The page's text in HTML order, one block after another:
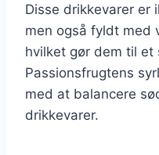
Disse drikkevarer er
men også fyldt med
hvilket gør dem til et
Passionsfrugtens
med at balancere
drikkevarer.